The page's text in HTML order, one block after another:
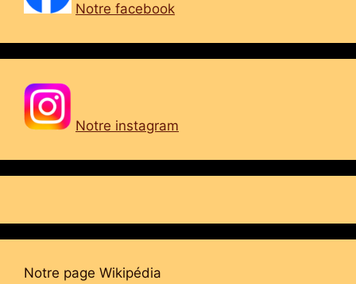
Notre facebook
Notre instagram
Notre page Wikipédia